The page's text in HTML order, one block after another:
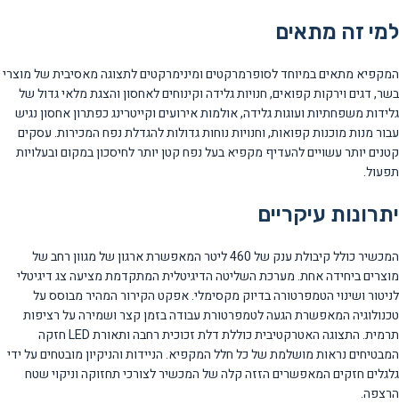
למי זה מתאים
המקפיא מתאים במיוחד לסופרמרקטים ומינימרקטים לתצוגה מאסיבית של מוצרי
בשר, דגים וירקות קפואים, חנויות גלידה וקינוחים לאחסון והצגת מלאי גדול של
גלידות משפחתיות ועוגות גלידה, אולמות אירועים וקייטרינג כפתרון אחסון נגיש
עבור מנות מוכנות קפואות, וחנויות נוחות גדולות להגדלת נפח המכירות. עסקים
קטנים יותר עשויים להעדיף מקפיא בעל נפח קטן יותר לחיסכון במקום ובעלויות
תפעול.
יתרונות עיקריים
המכשיר כולל קיבולת ענק של 460 ליטר המאפשרת ארגון של מגוון רחב של
מוצרים ביחידה אחת. מערכת השליטה הדיגיטלית המתקדמת מציעה צג דיגיטלי
לניטור ושינוי הטמפרטורה בדיוק מקסימלי. אפקט הקירור המהיר מבוסס על
טכנולוגיה המאפשרת הגעה לטמפרטורת עבודה בזמן קצר ושמירה על רציפות
תרמית. התצוגה האטרקטיבית כוללת דלת זכוכית רחבה ותאורת LED חזקה
המבטיחים נראות מושלמת של כל חלל המקפיא. הניידות והניקיון מובטחים על ידי
גלגלים חזקים המאפשרים הזזה קלה של המכשיר לצורכי תחזוקה וניקוי שטח
הרצפה.